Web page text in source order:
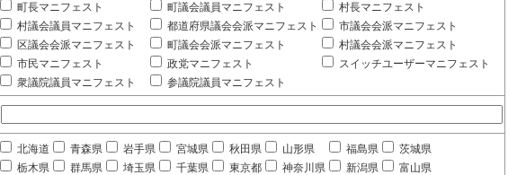
町長マニフェスト
町議会議員マニフェスト
村長マニフェスト
村議会議員マニフェスト
都道府県議会会派マニフェスト
市議会会派マニフェスト
区議会会派マニフェスト
町議会会派マニフェスト
村議会会派マニフェスト
市民マニフェスト
政党マニフェスト
スイッチユーザーマニフェスト
衆議院議員マニフェスト
参議院議員マニフェスト
北海道 青森県 岩手県 宮城県 秋田県 山形県 福島県
茨城県
栃木県
群馬県 埼玉県 千葉県 東京都 神奈川県 新潟県
富山県